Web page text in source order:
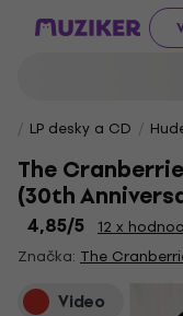
LP desky a CD
The
(30th
4,85/5
12 x
Značka: The
Video